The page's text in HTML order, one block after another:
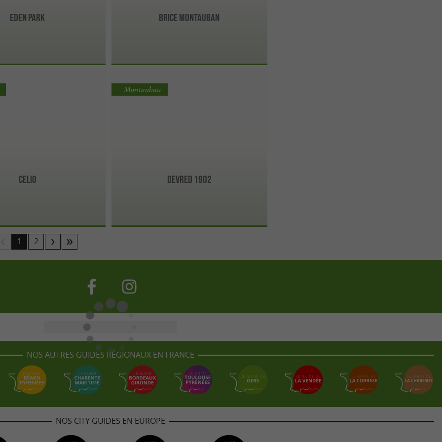
Eden Park BRICE Montauban
celio DEVRED 1902
Montauban
1 2
NOS AUTRES GUIDES RÉGIONAUX EN FRANCE
NOS CITY GUIDES EN EUROPE